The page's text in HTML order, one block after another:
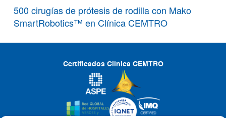
500 cirugías de prótesis de rodilla con Mako
SmartRobotics™ en Clínica CEMTRO
Certificados Clínica CEMTRO